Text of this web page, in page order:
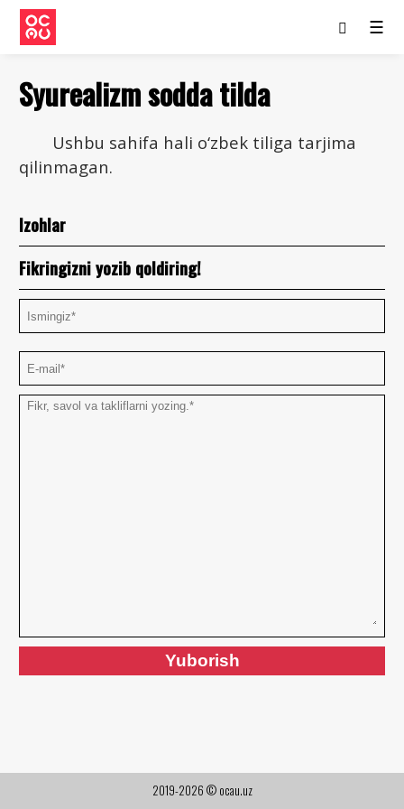
☰
Syurealizm sodda tilda
Ushbu sahifa hali o‘zbek tiliga tarjima
qilinmagan.
Izohlar
Fikringizni yozib qoldiring!
2019-2026 © ocau.uz